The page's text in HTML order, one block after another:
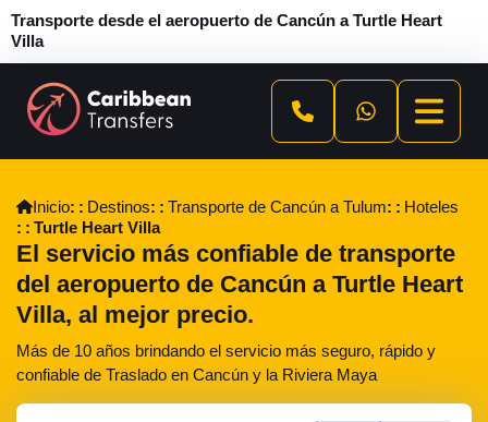
Transporte desde el aeropuerto de Cancún a Turtle Heart
Villa
Inicio Destinos Transporte de Cancún a Tulum
Hoteles
Turtle Heart Villa
El servicio más confiable de transporte
del aeropuerto de Cancún a Turtle Heart
Villa, al mejor precio.
Más de 10 años brindando el servicio más seguro, rápido y
confiable de Traslado en Cancún y la Riviera Maya